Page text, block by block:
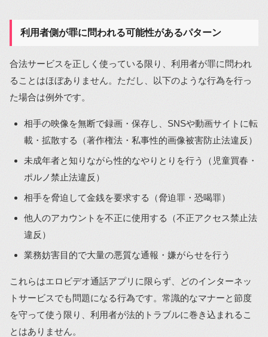
利用者側が罪に問われる可能性があるパターン
合法サービスを正しく使っている限り、利用者が罪に問われ
ることはほぼありません。ただし、以下のような行為を行っ
た場合は例外です。
相手の映像を無断で録画・保存し、SNSや動画サイトに転
載・拡散する（著作権法・私事性的画像被害防止法違反）
未成年者と知りながら性的なやりとりを行う（児童買春・
ポルノ禁止法違反）
相手を脅迫して金銭を要求する（脅迫罪・恐喝罪）
他人のアカウントを不正に使用する（不正アクセス禁止法
違反）
業務妨害目的で大量の悪質な通報・嫌がらせを行う
これらはエロビデオ通話アプリに限らず、どのインターネッ
トサービスでも問題になる行為です。常識的なマナーと節度
を守って使う限り、利用者が法的トラブルに巻き込まれるこ
とはありません。